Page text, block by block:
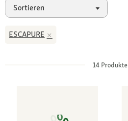
Sortieren
ESCAPURE
14Produkte